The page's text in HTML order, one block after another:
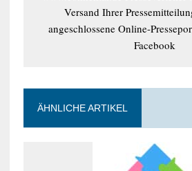
Versand Ihrer
angeschlossene Online-
Facebook
ÄHNLICHE ARTIKEL